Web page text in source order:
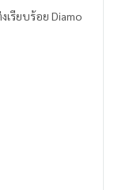
เรียบร้อย Diamo